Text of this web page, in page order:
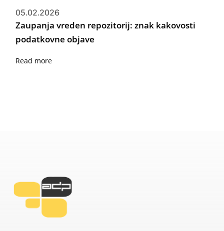
05.02.2026
Zaupanja vreden repozitorij: znak kakovosti
podatkovne objave
Read more